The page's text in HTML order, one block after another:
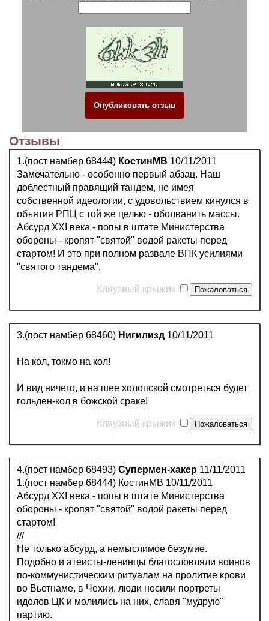
Отзывы
1.(пост намбер 68444) КостинМВ 10/11/2011
Замечательно - особенно первый абзац. Наш
доблестный правящий тандем, не имея
собственной идеологии, с удовольствием кинулся в
объятия РПЦ с той же целью - оболванить массы.
Абсурд XXI века - попы в штате Министерства
обороны - кропят "святой" водой ракеты перед
стартом! И это при полном развале ВПК усилиями
"святого тандема".
Кляузный крыжик
3.(пост намбер 68460) Нигилизд 10/11/2011
На кол, токмо на кол!
И вид ничего, и на шее холопской смотреться будет
гольден-кол в божской сраке!
Кляузный крыжик
4.(пост намбер 68493) Супермен-хакер 11/11/2011
1.(пост намбер 68444) КостинМВ 10/11/2011
Абсурд XXI века - попы в штате Министерства
обороны - кропят "святой" водой ракеты перед
стартом!
///
Не только абсурд, а немыслимое безумие.
Подобно и атеисты-ленинцы благословляли воинов
по-коммунистическим ритуалам на пролитие крови
во Вьетнаме, в Чехии, люди носили портреты
идолов ЦК и молились на них, славя "мудрую"
партию.